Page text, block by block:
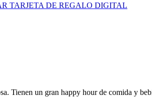
TARJETA DE REGALO DIGITAL
Tienen un gran happy hour de comida y